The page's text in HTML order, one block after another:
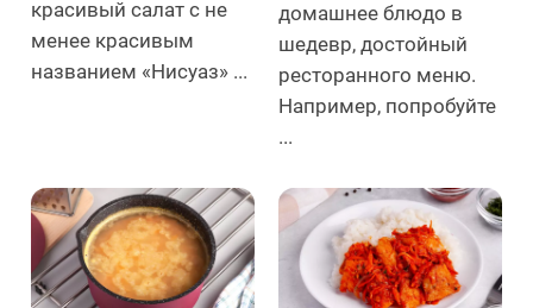
красивый салат с не
менее красивым
названием «Нисуаз» ...
домашнее блюдо в
шедевр, достойный
ресторанного меню.
Например, попробуйте
...